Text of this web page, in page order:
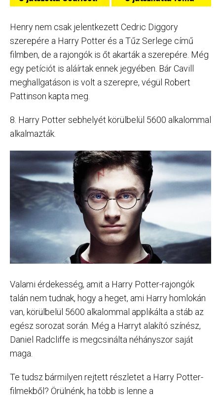
Henry nem csak jelentkezett Cedric Diggory
szerepére a Harry Potter és a Tűz Serlege című
filmben, de a rajongók is őt akarták a szerepére. Még
egy petíciót is aláírtak ennek jegyében. Bár Cavill
meghallgatáson is volt a szerepre, végül Robert
Pattinson kapta meg.
8. Harry Potter sebhelyét körülbelül 5600 alkalommal
alkalmazták.
Valami érdekesség, amit a Harry Potter-rajongók
talán nem tudnak, hogy a heget, ami Harry homlokán
van, körülbelül 5600 alkalommal applikálta a stáb az
egész sorozat során. Még a Harryt alakító színész,
Daniel Radcliffe is megcsinálta néhányszor saját
maga.
Te tudsz bármilyen rejtett részletet a Harry Potter-
filmekből? Örülnénk, ha több is lenne a